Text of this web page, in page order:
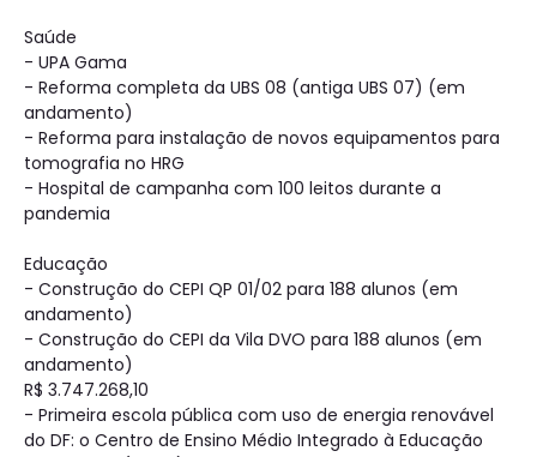
Saúde
- UPA Gama
- Reforma completa da UBS 08 (antiga UBS 07) (em
andamento)
- Reforma para instalação de novos equipamentos para
tomografia no HRG
- Hospital de campanha com 100 leitos durante a
pandemia
Educação
- Construção do CEPI QP 01/02 para 188 alunos (em
andamento)
- Construção do CEPI da Vila DVO para 188 alunos (em
andamento)
R$ 3.747.268,10
- Primeira escola pública com uso de energia renovável
do DF: o Centro de Ensino Médio Integrado à Educação